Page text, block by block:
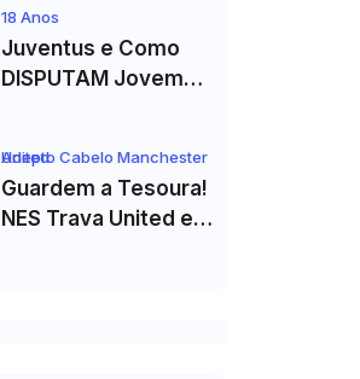
Internet
18 Anos
Juventus e Como
DISPUTAM Jovem
Adepto Cabelo Manchester United
Guardem a Tesoura!
NES Trava United e